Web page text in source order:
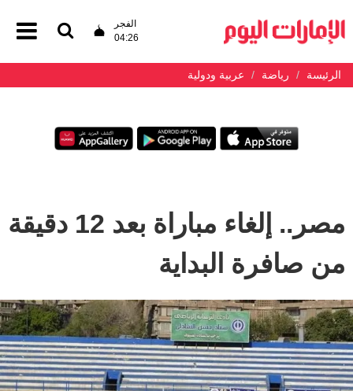
الفجر
04:26
الرئيسة رياضة عربية ودولية
مصر.. إلغاء مباراة بعد 12 دقيقة
من صافرة البداية